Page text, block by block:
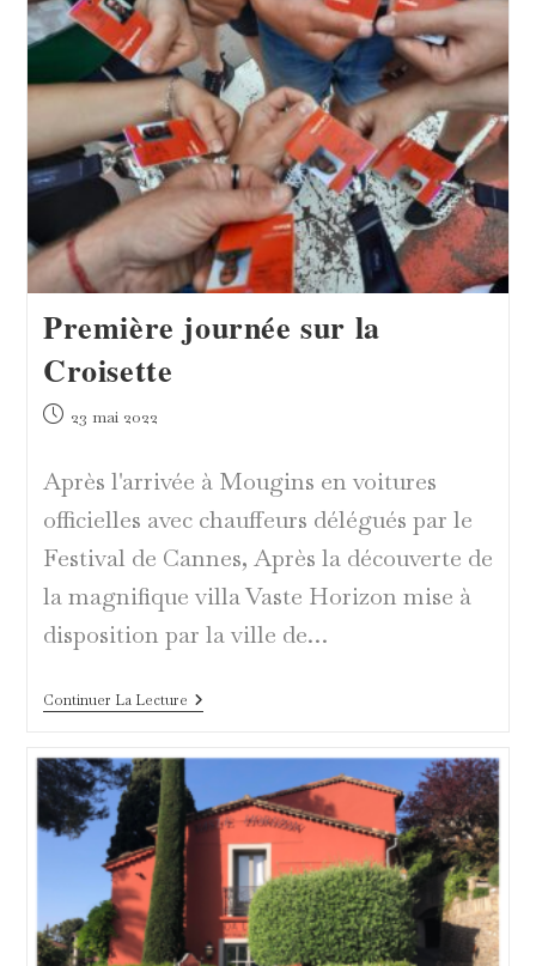
La
Cabine
De
Douche
Première journée sur la
Croisette
Publication
23 mai 2022
Après l'arrivée à Mougins en voitures
officielles avec chauffeurs délégués par le
Festival de Cannes, Après la découverte de
la magnifique villa Vaste Horizon mise à
disposition par la ville de…
Continuer La LecturePremière
La